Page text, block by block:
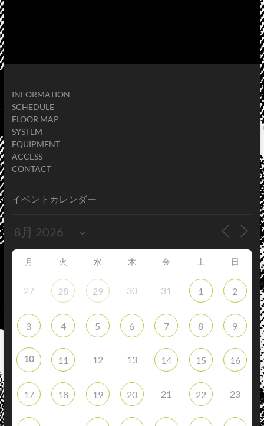
INFORMATION
SCHEDULE
FLOOR MAP
SYSTEM
EQUIPMENT
ACCESS
CONTACT
イベントカレンダー
月 火 水 木 金 土 日
27 28 29 30 31 1 2
3 4 5 6 7 8 9
10 11 12 13 14 15 16
17 18 19 20 21 22 23